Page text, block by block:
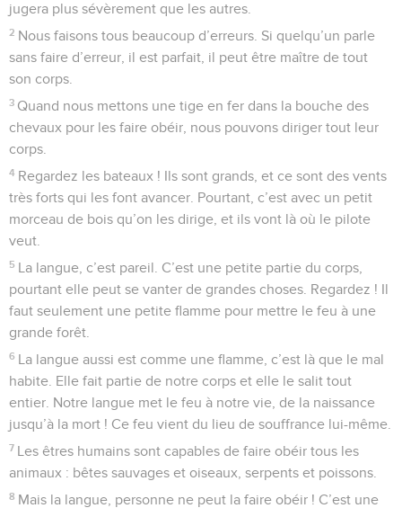
jugera plus sévèrement que les autres.
2 Nous faisons tous beaucoup d’erreurs. Si quelqu’un parle
sans faire d’erreur, il est parfait, il peut être maître de tout
son corps.
3 Quand nous mettons une tige en fer dans la bouche des
chevaux pour les faire obéir, nous pouvons diriger tout leur
corps.
4 Regardez les bateaux ! Ils sont grands, et ce sont des vents
très forts qui les font avancer. Pourtant, c’est avec un petit
morceau de bois qu’on les dirige, et ils vont là où le pilote
veut.
5 La langue, c’est pareil. C’est une petite partie du corps,
pourtant elle peut se vanter de grandes choses. Regardez ! Il
faut seulement une petite flamme pour mettre le feu à une
grande forêt.
6 La langue aussi est comme une flamme, c’est là que le mal
habite. Elle fait partie de notre corps et elle le salit tout
entier. Notre langue met le feu à notre vie, de la naissance
jusqu’à la mort ! Ce feu vient du lieu de souffrance lui-même.
7 Les êtres humains sont capables de faire obéir tous les
animaux : bêtes sauvages et oiseaux, serpents et poissons.
8 Mais la langue, personne ne peut la faire obéir ! C’est une